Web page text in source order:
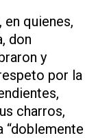
en quienes,
don
y
por la
charros,